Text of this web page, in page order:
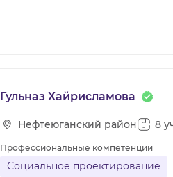
Гульназ Хайрисламова
Нефтеюганский район 8
Профессиональные компетенции
Социальное проектирование